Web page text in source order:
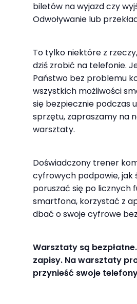
biletów na wyjazd czy
Odwoływanie lub
To tylko niektóre z
dziś zrobić na telefonie.
Państwo bez problemu
wszystkich możliwości
się bezpiecznie podczas
sprzętu, zapraszamy na
warsztaty.
Doświadczony trener
cyfrowych podpowie, jak
poruszać się po licznych
smartfona, korzystać z
dbać o swoje cyfrowe
Warsztaty są
zapisy. Na warsztaty
przynieść swoje
Udostępniając
zachowania
podczas
odwiedzania naszej
strony, zwiększasz
szansę na
zobaczenie
spersonalizowanych